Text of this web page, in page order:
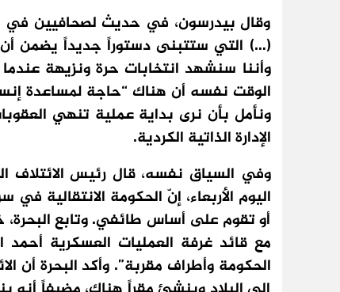
وقال بيدرسون، في حديث لصحافيين في
(…) التي ستتبنى دستوراً جديداً يضمن
وأننا سنشهد انتخابات حرة ونزيهة عندما
الوقت نفسه أن هناك “حاجة لمساعدة
ونأمل بأن نرى بداية عملية تنهي
الإدارة الذاتية الكردية.
وفي السياق نفسه، قال رئيس الائتلاف
اليوم الأربعاء، إنّ الحكومة
أو تقوم على أساس طائفي. وتابع
مع قائد غرفة العمليات العسكرية
الحكومة وأطراف مقربة”. وأكد البحرة أن